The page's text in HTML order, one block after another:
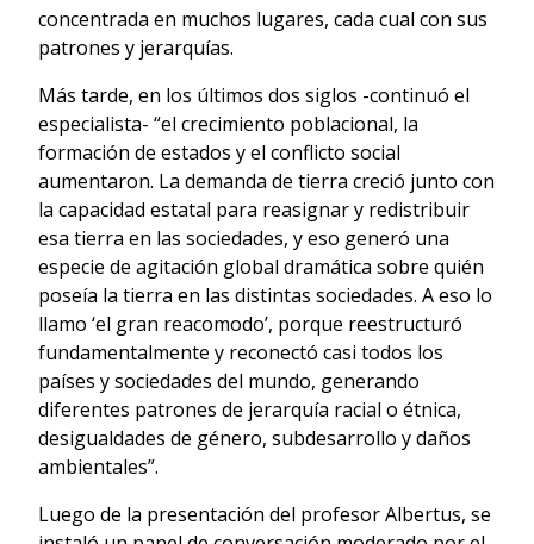
concentrada en muchos lugares, cada cual con sus
patrones y jerarquías.
Más tarde, en los últimos dos siglos -continuó el
especialista- “el crecimiento poblacional, la
formación de estados y el conflicto social
aumentaron. La demanda de tierra creció junto con
la capacidad estatal para reasignar y redistribuir
esa tierra en las sociedades, y eso generó una
especie de agitación global dramática sobre quién
poseía la tierra en las distintas sociedades. A eso lo
llamo ‘el gran reacomodo’, porque reestructuró
fundamentalmente y reconectó casi todos los
países y sociedades del mundo, generando
diferentes patrones de jerarquía racial o étnica,
desigualdades de género, subdesarrollo y daños
ambientales”.
Luego de la presentación del profesor Albertus, se